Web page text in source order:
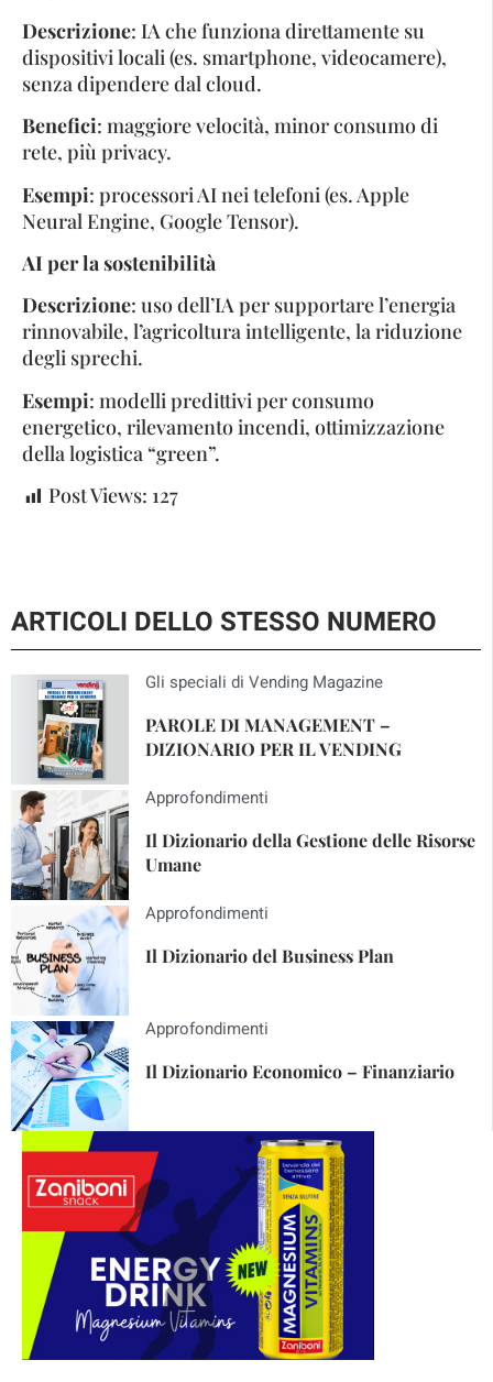
Descrizione: IA che funziona direttamente su
dispositivi locali (es. smartphone, videocamere),
senza dipendere dal cloud.
Benefici: maggiore velocità, minor consumo di
rete, più privacy.
Esempi: processori AI nei telefoni (es. Apple
Neural Engine, Google Tensor).
AI per la sostenibilità
Descrizione: uso dell’IA per supportare l’energia
rinnovabile, l’agricoltura intelligente, la riduzione
degli sprechi.
Esempi: modelli predittivi per consumo
energetico, rilevamento incendi, ottimizzazione
della logistica “green”.
Post Views: 127
ARTICOLI DELLO STESSO NUMERO
Gli speciali di Vending Magazine
PAROLE DI MANAGEMENT –
DIZIONARIO PER IL VENDING
Approfondimenti
Il Dizionario della Gestione delle Risorse
Umane
Approfondimenti
Il Dizionario del Business Plan
Approfondimenti
Il Dizionario Economico – Finanziario